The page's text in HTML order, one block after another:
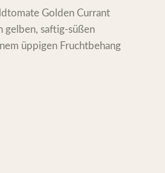
Golden Currant
gelben, saftig-süßen
üppigen Fruchtbehang